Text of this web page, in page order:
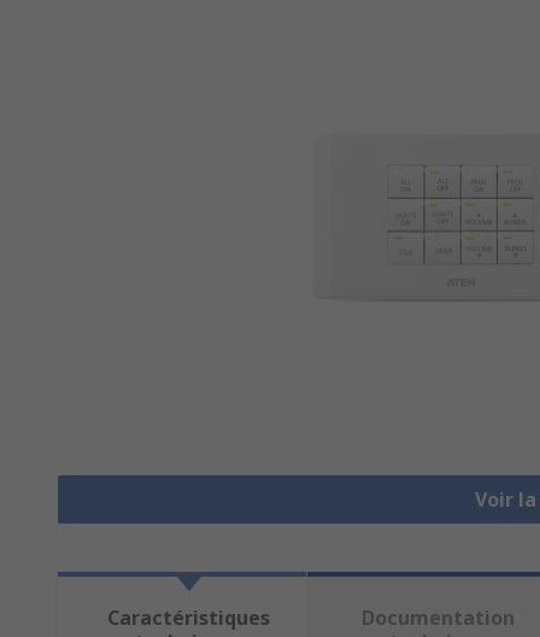
Voir
Caractéristiques
Documentation